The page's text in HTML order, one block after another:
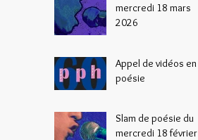
mercredi 18 mars
2026
Appel de vidéos en
poésie
Slam de poésie du
mercredi 18 février